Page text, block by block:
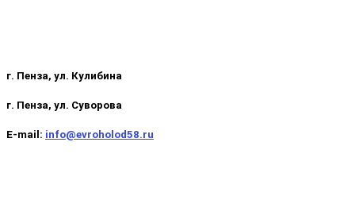
г. Пенза, ул. Кулибина
г. Пенза, ул. Суворова
E-mail: info@evroholod58.ru